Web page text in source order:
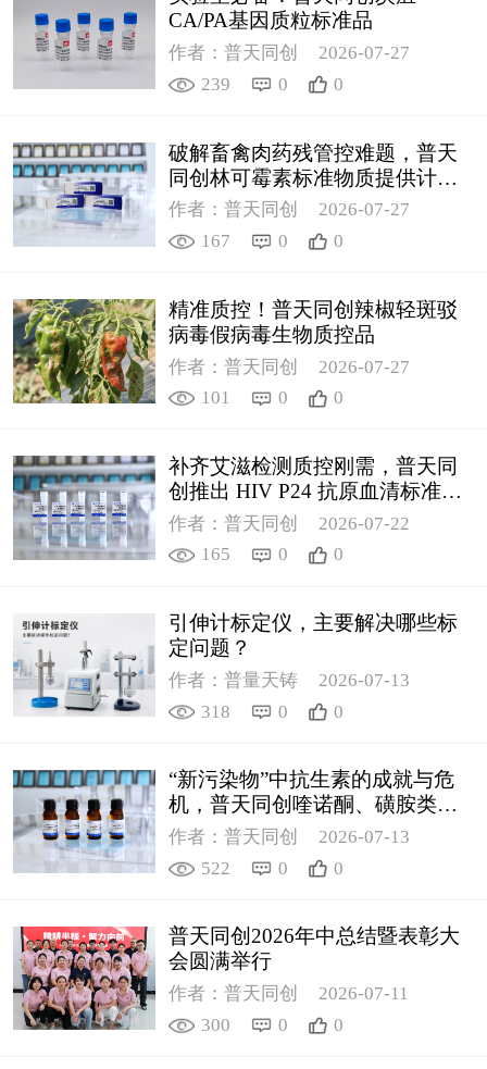
CA/PA基因质粒标准品
作者：普天同创
2026-07-27
239
0 0
破解畜禽肉药残管控难题，普天
同创林可霉素标准物质提供计量
支撑
作者：普天同创
2026-07-27
167
0 0
精准质控！普天同创辣椒轻斑驳
病毒假病毒生物质控品
作者：普天同创
2026-07-27
101
0 0
补齐艾滋检测质控刚需，普天同
创推出 HIV P24 抗原血清标准物
质
作者：普天同创
2026-07-22
165
0 0
引伸计标定仪，主要解决哪些标
定问题？
作者：普量天铸
2026-07-13
318
0 0
“新污染物”中抗生素的成就与危
机，普天同创喹诺酮、磺胺类质
控新品筑牢环境安全防线
作者：普天同创
2026-07-13
522
0 0
普天同创2026年中总结暨表彰大
会圆满举行
作者：普天同创
2026-07-11
300
0 0